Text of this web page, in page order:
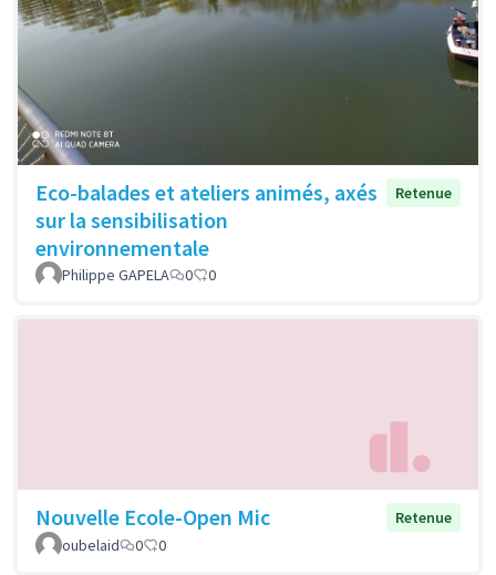
Eco-balades et ateliers animés, axés
sur la sensibilisation
environnementale
Retenue
Philippe GAPELA 0 0
Nouvelle Ecole-Open Mic
Retenue
oubelaid
0 0